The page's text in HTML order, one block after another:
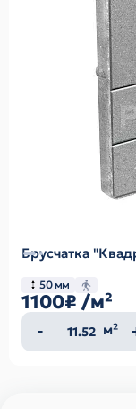
Брусчатка
50 мм
1100₽ /м²
товара
м²